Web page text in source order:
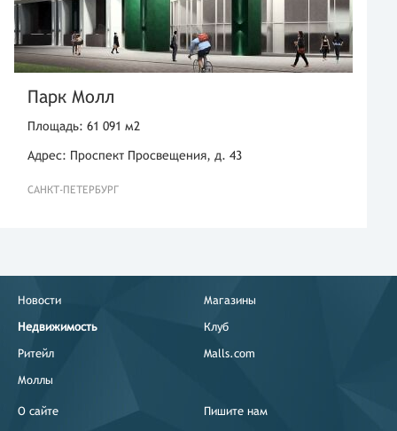
Парк Молл
Площадь: 61 091 м2
Адрес: Проспект Просвещения, д. 43
САНКТ-ПЕТЕРБУРГ
Новости
Недвижимость
Ритейл
Моллы
Магазины
Клуб
Malls.com
О сайте Пишите нам